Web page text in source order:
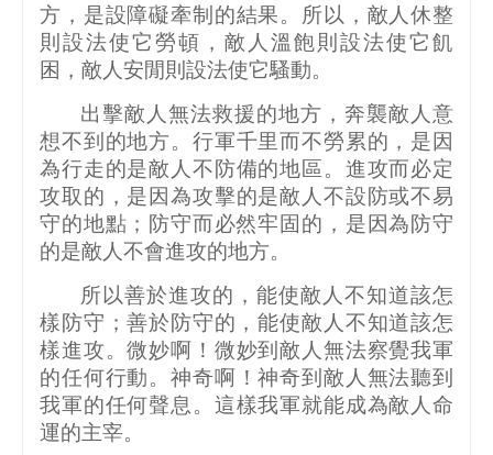
方，是設障礙牽制的結果。所以，敵人休整
則設法使它勞頓，敵人溫飽則設法使它飢
困，敵人安閒則設法使它騷動。
出擊敵人無法救援的地方，奔襲敵人意
想不到的地方。行軍千里而不勞累的，是因
為行走的是敵人不防備的地區。進攻而必定
攻取的，是因為攻擊的是敵人不設防或不易
守的地點；防守而必然牢固的，是因為防守
的是敵人不會進攻的地方。
所以善於進攻的，能使敵人不知道該怎
樣防守；善於防守的，能使敵人不知道該怎
樣進攻。微妙啊！微妙到敵人無法察覺我軍
的任何行動。神奇啊！神奇到敵人無法聽到
我軍的任何聲息。這樣我軍就能成為敵人命
運的主宰。